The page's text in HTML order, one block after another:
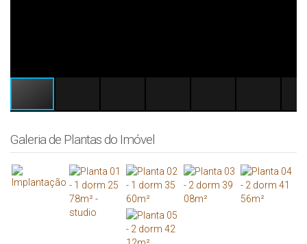
Galeria de Plantas do Imóvel